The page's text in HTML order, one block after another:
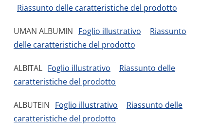
Riassunto delle caratteristiche del prodotto
UMAN ALBUMIN Foglio illustrativo
Riassunto
delle caratteristiche del prodotto
ALBITAL Foglio illustrativo
Riassunto delle
caratteristiche del prodotto
ALBUTEIN Foglio illustrativo
Riassunto delle
caratteristiche del prodotto